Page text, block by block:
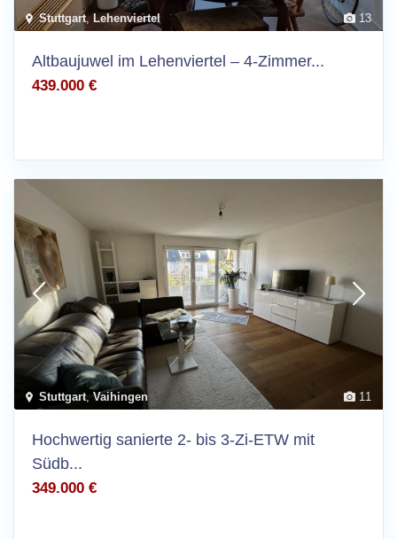
13
Stuttgart, Lehenviertel
Altbaujuwel im Lehenviertel – 4-Zimmer...
439.000 €
11
Stuttgart, Vaihingen
Hochwertig sanierte 2- bis 3-Zi-ETW mit
Südb...
349.000 €